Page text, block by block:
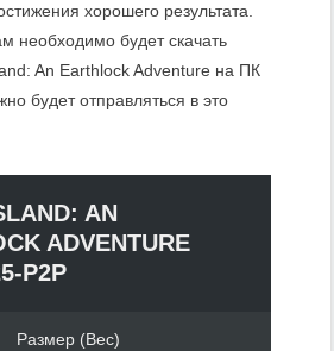
хорошего результата.
необходимо будет скачать
An Earthlock Adventure на ПК
будет отправляться в это
AN
ADVENTURE
P2P
Размер (Вес)